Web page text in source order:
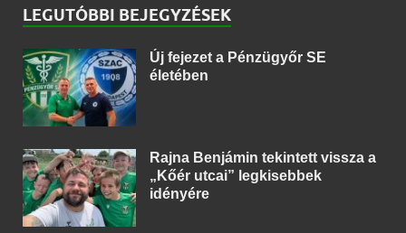
LEGUTÓBBI BEJEGYZÉSEK
Új fejezet a Pénzügyőr SE
életében
Rajna Benjámin tekintett vissza a
„Kőér utcai” legkisebbek
idényére